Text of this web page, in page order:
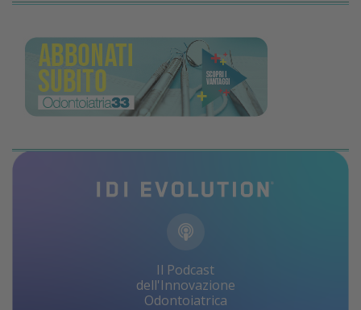
Il Podcast
dell'Innovazione
Odontoiatrica